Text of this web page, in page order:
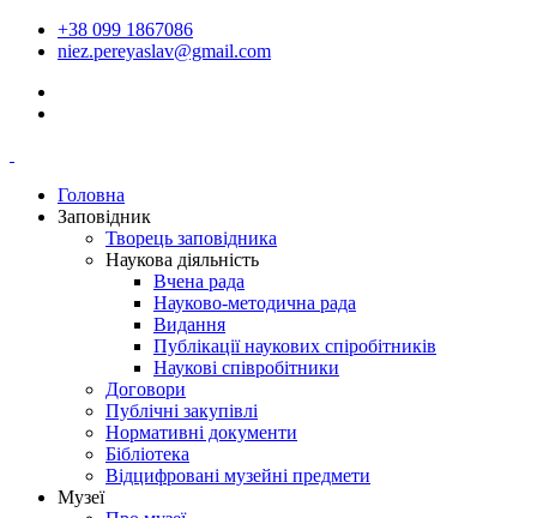
+38 099 1867086
niez.pereyaslav@gmail.com
Головна
Заповідник
Творець заповідника
Наукова діяльність
Вчена рада
Науково-методична рада
Видання
Публікації наукових спіробітників
Наукові співробітники
Договори
Публічні закупівлі
Нормативні документи
Бібліотека
Відцифровані музейні предмети
Музеї